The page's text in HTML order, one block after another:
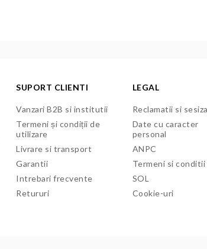
SUPORT CLIENTI
Vanzari B2B si institutii
Termeni și condiții de
utilizare
Livrare si transport
Garantii
Intrebari frecvente
Retururi
LEGAL
Reclamatii si
Date cu caracter
personal
ANPC
Termeni si conditii
SOL
Cookie-uri